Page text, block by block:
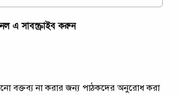
এ সাবস্ক্রাইব করুন
বক্তব্য না করার জন্য পাঠকদের অনুরোধ করা